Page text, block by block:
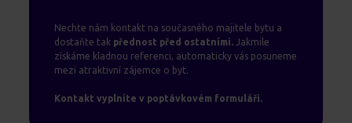
Nechte nám kontakt na současného majitele bytu a
dostaňte tak přednost před ostatními. Jakmile
získáme kladnou referenci, automaticky vás posuneme
mezi atraktivní zájemce o byt.
Kontakt vyplníte v poptávkovém formuláři.